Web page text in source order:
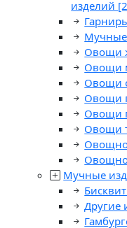
изделий
Овощи
Овощи
Овощи
Овощи
Овощи
Овощи
Мучные
Другие